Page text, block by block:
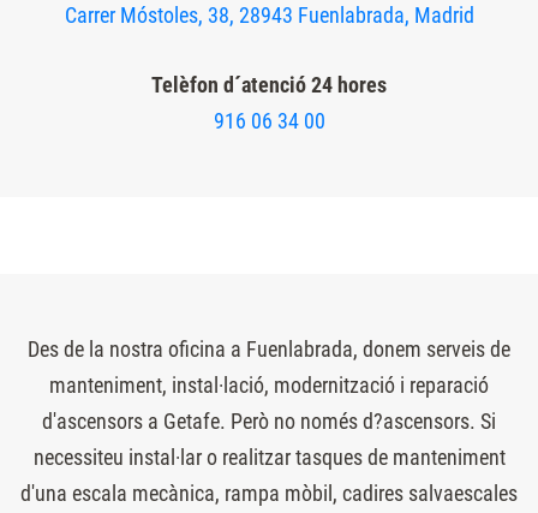
Carrer Móstoles, 38, 28943 Fuenlabrada, Madrid
Telèfon d´atenció 24 hores
916 06 34 00
Des de la nostra oficina a Fuenlabrada, donem serveis de
manteniment, instal·lació, modernització i reparació
d'ascensors a Getafe. Però no només d?ascensors. Si
necessiteu instal·lar o realitzar tasques de manteniment
d'una escala mecànica, rampa mòbil, cadires salvaescales